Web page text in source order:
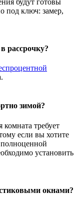
под ключ: замер,
рассрочку?
зимой?
требует
если вы хотите
полноценной
установить
окнами?